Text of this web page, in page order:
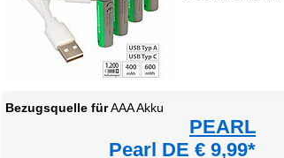
Bezugsquelle fürAAA Akku
PEARL
Pearl DE € 9,99*